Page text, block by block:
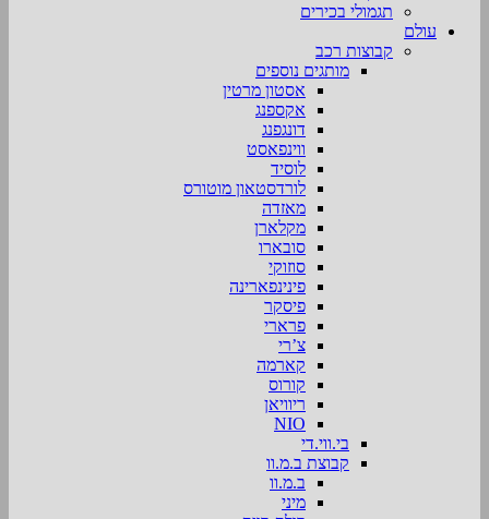
תגמולי בכירים
עולם
קבוצות רכב
מותגים נוספים
אסטון מרטין
אקספנג
דונגפנג
ווינפאסט
לוסיד
לורדסטאון מוטורס
מאזדה
מקלארן
סובארו
סוזוקי
פינינפארינה
פיסקר
פרארי
צ’רי
קארמה
קורוס
ריוויאן
NIO
בי.ווי.די
קבוצת ב.מ.וו
ב.מ.וו
מיני